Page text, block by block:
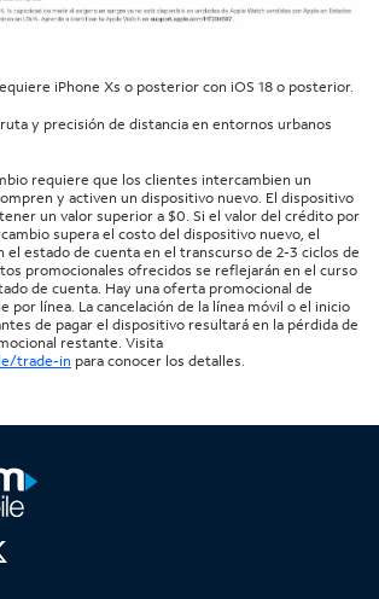
iPhone Xs o posterior con iOS 18 o posterior.
ruta y precisión de distancia en entornos urbanos
requiere que los clientes intercambien un
y activen un dispositivo nuevo. El dispositivo
un valor superior a $0. Si el valor del crédito por
supera el costo del dispositivo nuevo, el
estado de cuenta en el transcurso de 2-3 ciclos de
promocionales ofrecidos se reflejarán en el curso
de cuenta. Hay una oferta promocional de
por línea. La cancelación de la línea móvil o el inicio
de pagar el dispositivo resultará en la pérdida de
restante. Visita
trade-in para conocer los detalles.